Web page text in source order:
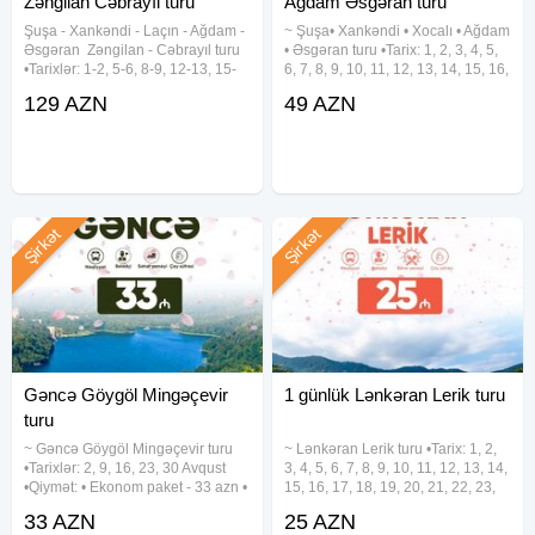
Şuşa ︎- Xankəndi ︎- Laçın ︎- Ağdam ︎-
Əsgəran ︎ Zəngilan ︎- Cəbrayıl turu
•Tarixlər: 1-2, 5-6, 8-9, 12-13, 15-
Avqust •Qiymətlər: ✓Laçında
129 AZN
~ Şuşa• Xankəndi • Xocalı • Ağdam
• Əsgəran turu •Tarix: 1, 2, 3, 4, 5,
6, 7, 8, 9, 10, 11, 12, 13, 14, 15, 16,
26, 27, 28, 29, 30, 31 Avqust
49 AZN
Gəncə Göygöl Mingəçevir
turu
~ Gəncə Göygöl Mingəçevir turu
•Tarixlər: 2, 9, 16, 23, 30 Avqust
•Qiymət: • Ekonom paket - 33 azn •
yeməyi daxil) ✓Qiymətə daxildir: •
Şirkət
33 AZN
1 günlük Lənkəran Lerik turu
~ Lənkəran Lerik turu •Tarix: 1, 2,
3, 4, 5, 6, 7, 8, 9, 10, 11, 12, 13, 14,
15, 16, 17, 18, 19, 20, 21, 22, 23,
Avqust •Qiymət: •Ekonom Paket:
Şirkət
25 AZN